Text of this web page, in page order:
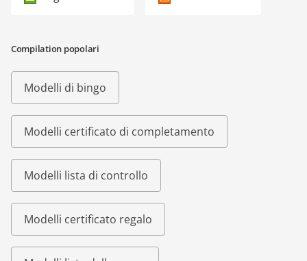
Compilation popolari
Modelli di bingo
Modelli certificato di completamento
Modelli lista di controllo
Modelli certificato regalo